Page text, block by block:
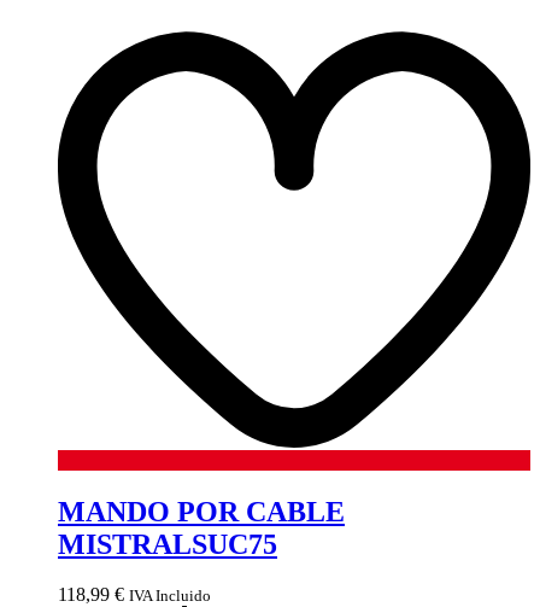
MANDO POR CABLE
MISTRALSUC75
118,99 € IVA Incluido